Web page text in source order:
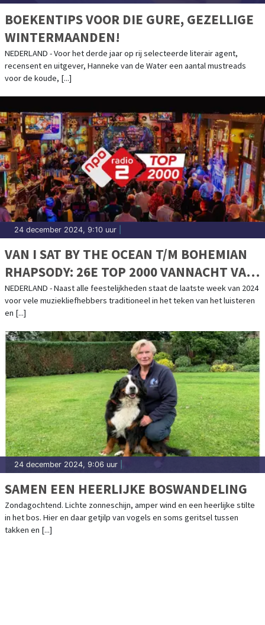
BOEKENTIPS VOOR DIE GURE, GEZELLIGE
WINTERMAANDEN!
NEDERLAND - Voor het derde jaar op rij selecteerde literair agent,
recensent en uitgever, Hanneke van de Water een aantal mustreads
voor de koude, [...]
24 december 2024, 9:10 uur
VAN I SAT BY THE OCEAN T/M BOHEMIAN
RHAPSODY: 26E TOP 2000 VANNACHT VAN
START
NEDERLAND - Naast alle feestelijkheden staat de laatste week van 2024
voor vele muziekliefhebbers traditioneel in het teken van het luisteren
en [...]
24 december 2024, 9:06 uur
SAMEN EEN HEERLIJKE BOSWANDELING
Zondagochtend. Lichte zonneschijn, amper wind en een heerlijke stilte
in het bos. Hier en daar getjilp van vogels en soms geritsel tussen
takken en [...]